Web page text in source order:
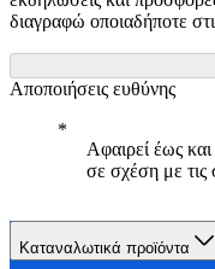
διαγραφώ οποιαδήποτε
Αποποιήσεις ευθύνης
Αφαιρεί έως
σε σχέση με τις
Καταναλωτικά προϊόντα